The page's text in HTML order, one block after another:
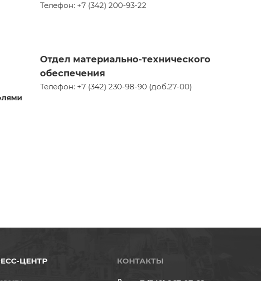
Телефон: +7 (342) 200-93-22
Отдел материально-технического
обеспечения
Телефон: +7 (342) 230-98-90 (доб.27-00)
ЦЕНТР КОНТАКТЫ